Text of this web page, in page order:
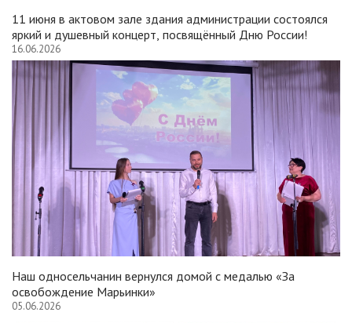
11 июня в актовом зале здания администрации состоялся
яркий и душевный концерт, посвящённый Дню России!
16.06.2026
Наш односельчанин вернулся домой с медалью «За
освобождение Марьинки»
05.06.2026